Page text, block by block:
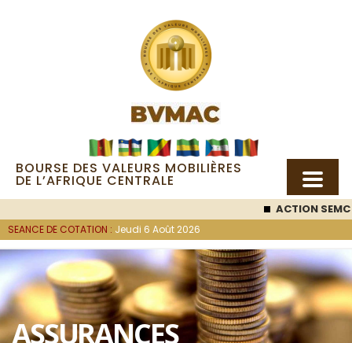
BOURSE DES VALEURS MOBILIÈRES
DE L’AFRIQUE CENTRALE
ACTION SEMC : 53
SEANCE DE COTATION : Jeudi 6 Août 2026
ASSURANCES